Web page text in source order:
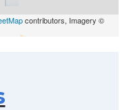
contributors, Imagery ©